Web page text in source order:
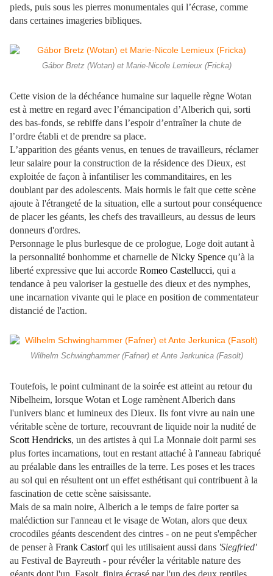
pieds, puis sous les pierres monumentales qui l’écrase, comme
dans certaines imageries bibliques.
Gábor Bretz (Wotan) et Marie-Nicole Lemieux (Fricka)
Cette vision de la déchéance humaine sur laquelle règne Wotan
est à mettre en regard avec l’émancipation d’Alberich qui, sorti
des bas-fonds, se rebiffe dans l’espoir d’entraîner la chute de
l’ordre établi et de prendre sa place.
L’apparition des géants venus, en tenues de travailleurs, réclamer
leur salaire pour la construction de la résidence des Dieux, est
exploitée de façon à infantiliser les commanditaires, en les
doublant par des adolescents. Mais hormis le fait que cette scène
ajoute à l'étrangeté de la situation, elle a surtout pour conséquence
de placer les géants, les chefs des travailleurs, au dessus de leurs
donneurs d'ordres.
Personnage le plus burlesque de ce prologue, Loge doit autant à
la personnalité bonhomme et charnelle de Nicky Spence qu’à la
liberté expressive que lui accorde Romeo Castellucci, qui a
tendance à peu valoriser la gestuelle des dieux et des nymphes,
une incarnation vivante qui le place en position de commentateur
distancié de l'action.
Wilhelm Schwinghammer (Fafner) et Ante Jerkunica (Fasolt)
Toutefois, le point culminant de la soirée est atteint au retour du
Nibelheim, lorsque Wotan et Loge ramènent Alberich dans
l'univers blanc et lumineux des Dieux. Ils font vivre au nain une
véritable scène de torture, recouvrant de liquide noir la nudité de
Scott Hendricks, un des artistes à qui La Monnaie doit parmi ses
plus fortes incarnations, tout en restant attaché à l'anneau fabriqué
au préalable dans les entrailles de la terre. Les poses et les traces
au sol qui en résultent ont un effet esthétisant qui contribuent à la
fascination de cette scène saisissante.
Mais de sa main noire, Alberich a le temps de faire porter sa
malédiction sur l'anneau et le visage de Wotan, alors que deux
crocodiles géants descendent des cintres - on ne peut s'empêcher
de penser à Frank Castorfqui les utilisaient aussi dans 'Siegfried'
au Festival de Bayreuth - pour révéler la véritable nature des